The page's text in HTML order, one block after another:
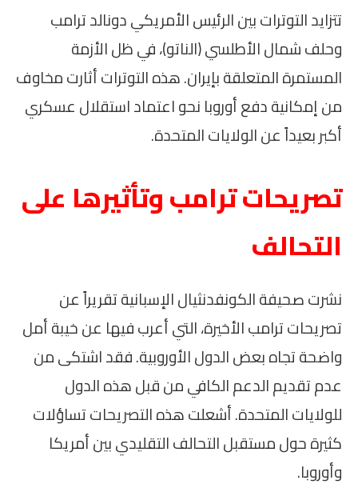
تتزايد التوترات بين الرئيس الأمريكي دونالد ترامب
وحلف شمال الأطلسي (الناتو)، في ظل الأزمة
المستمرة المتعلقة بإيران. هذه التوترات أثارت مخاوف
من إمكانية دفع أوروبا نحو اعتماد استقلال عسكري
أكبر بعيداً عن الولايات المتحدة.
تصريحات ترامب وتأثيرها على
التحالف
نشرت صحيفة الكونفدنثيال الإسبانية تقريراً عن
تصريحات ترامب الأخيرة، التي أعرب فيها عن خيبة أمل
واضحة تجاه بعض الدول الأوروبية. فقد اشتكى من
عدم تقديم الدعم الكافي من قبل هذه الدول
للولايات المتحدة. أشعلت هذه التصريحات تساؤلات
كثيرة حول مستقبل التحالف التقليدي بين أمريكا
وأوروبا.